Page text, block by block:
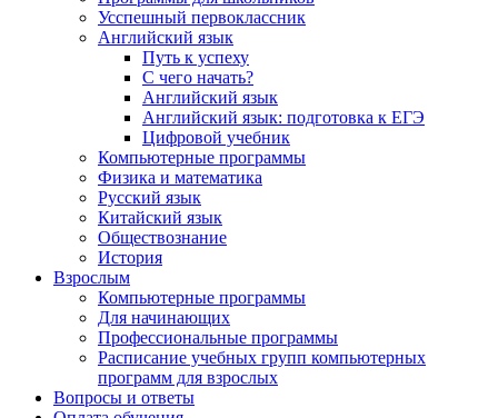
Усспешный первоклассник
Английский язык
Путь к успеху
С чего начать?
Английский язык
Английский язык: подготовка к ЕГЭ
Цифровой учебник
Компьютерные программы
Физика и математика
Русский язык
Китайский язык
Обществознание
История
Взрослым
Компьютерные программы
Для начинающих
Профессиональные программы
Расписание учебных групп компьютерных
программ для взрослых
Вопросы и ответы